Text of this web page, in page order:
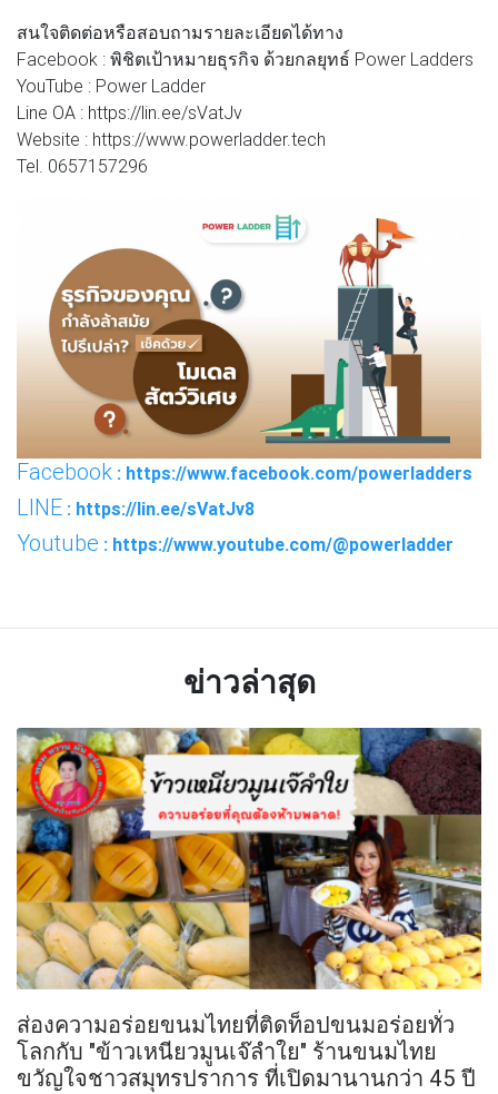
สนใจติดต่อหรือสอบถามรายละเอียดได้ทาง
Facebook : พิชิตเป้าหมายธุรกิจ ด้วยกลยุทธ์ Power Ladders
YouTube : Power Ladder
Line OA : https://lin.ee/sVatJv
Website : https://www.powerladder.tech
Tel. 0657157296
Facebook : https://www.facebook.com/powerladders
LINE : https://lin.ee/sVatJv8
Youtube : https://www.youtube.com/@powerladder
ข่าวล่าสุด
ส่องความอร่อยขนมไทยที่ติดท็อปขนมอร่อยทั่ว
โลกกับ "ข้าวเหนียวมูนเจ๊ลำใย" ร้านขนมไทย
ขวัญใจชาวสมุทรปราการ ที่เปิดมานานกว่า 45 ปี